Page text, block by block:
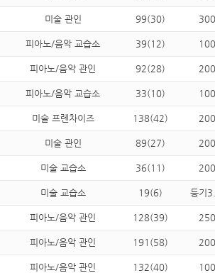
미술 관인 99(30)
피아노/음악 교습소 39(12)
피아노/음악 관인 92(28)
피아노/음악 교습소 33(10)
미술 프렌차이즈 138(42)
미술 관인 89(27)
미술 교습소 36(11)
미술 교습소 19(6) 등기
피아노/음악 관인 128(39)
피아노/음악 관인 191(58)
피아노/음악 관인 132(40)